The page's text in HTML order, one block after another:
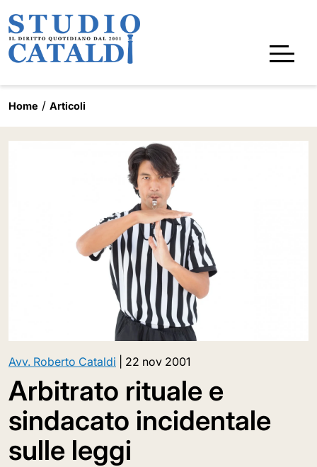
Home Articoli
Avv. Roberto Cataldi 22 nov 2001
Arbitrato rituale e
sindacato incidentale
sulle leggi